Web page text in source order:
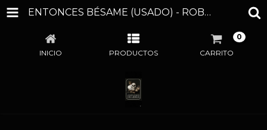
ENTONCES BÉSAME (USADO) - ROBERTO EMANUELLI
INICIO PRODUCTOS CARRITO
0